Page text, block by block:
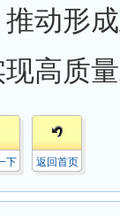
动形
高质
下 返回首页